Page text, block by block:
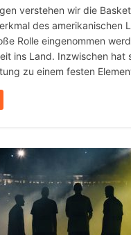
verstehen wir die
des amerikanischen
Rolle eingenommen
ins Land. Inzwischen hat
zu einem festen